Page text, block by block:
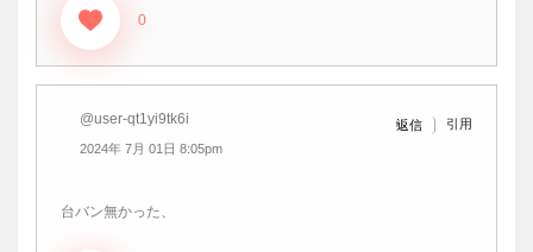
0
@user-qt1yi9tk6i
2024年 7月 01日 8:05pm
返信 引用
台バン無かった、